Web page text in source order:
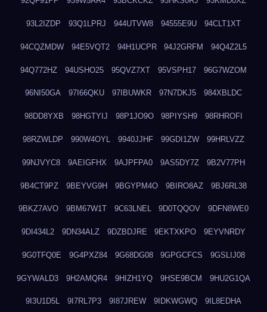
93L2IZDP 93Q1LPRJ 944UTVW8 94555E9U 94CLT1XT
94CQZMDW 94E5VQT2 94H1UCPR 94J2GRFM 94Q4Z2L5
94Q772HZ 94USHO25 95QVZ7XT 95VSPH17 96G7WZOM
96NI50GA 97I66QKU 97IBUWKR 97N7DKJ5 984XBLDC
98DD8YXB 98HGTYIJ 98P1JO9O 98PIYSH9 98RHROFI
98RZWLDP 990W4OYL 9940JJHF 99GDI1ZW 99HRLVZZ
99NJVYC8 9AEIGFHX 9AJPFPA0 9AS5DY7Z 9B2V77PH
9B4CT9PZ 9BEYVG9H 9BGYPM4O 9BIRO8AZ 9BJ6RL38
9BKZ7AVO 9BM67W1T 9C63LNEL 9D0TQQOV 9DFN8WE0
9DI434L2 9DN34ALZ 9DZBDJRE 9EKTXKPO 9EYVNRDY
9G0TFQ0E 9G4PXZ84 9G68DG08 9GPGCFCS 9GSLIJ08
9GYWALD3 9H2AMQR4 9HIZH1YQ 9HSE9BCM 9HU2G1QA
9I3U1D5L 9I7RL7P3 9I87JREW 9IDKWGWQ 9IL8EDHA